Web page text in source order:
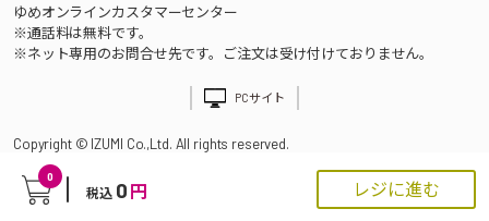
0
税込 0 円 レジに進む
ゆめオンラインカスタマーセンター
※通話料は無料です。
※ネット専用のお問合せ先です。ご注文は受け付けておりません。
PCサイト
Copyright © IZUMI Co.,Ltd. All rights reserved.